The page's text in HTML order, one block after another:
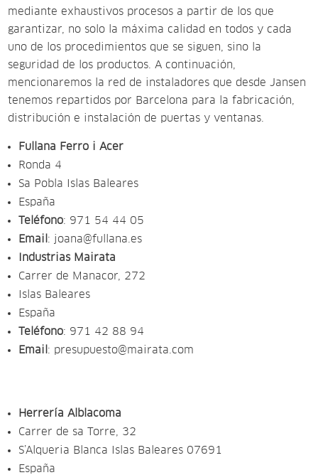
mediante exhaustivos procesos a partir de los que
garantizar, no solo la máxima calidad en todos y cada
uno de los procedimientos que se siguen, sino la
seguridad de los productos. A continuación,
mencionaremos la red de instaladores que desde Jansen
tenemos repartidos por Barcelona para la fabricación,
distribución e instalación de puertas y ventanas.
Fullana Ferro i Acer
Ronda 4
Sa Pobla Islas Baleares
España
Teléfono: 971 54 44 05
Email : joana@fullana.es
Industrias Mairata
Carrer de Manacor, 272
Islas Baleares
España
Teléfono: 971 42 88 94
Email : presupuesto@mairata.com
Herrería Alblacoma
Carrer de sa Torre, 32
S’Alqueria Blanca Islas Baleares 07691
España